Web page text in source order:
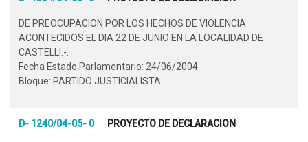
DE PREOCUPACION POR LOS HECHOS DE VIOLENCIA
ACONTECIDOS EL DIA 22 DE JUNIO EN LA LOCALIDAD DE
CASTELLI.-.
Fecha Estado Parlamentario: 24/06/2004
Bloque: PARTIDO JUSTICIALISTA
D- 1240/04-05- 0 PROYECTO DE DECLARACION